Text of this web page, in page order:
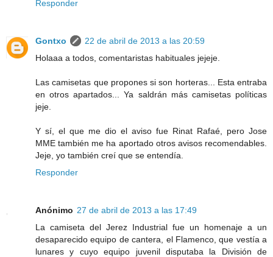
Responder
Gontxo
22 de abril de 2013 a las 20:59
Holaaa a todos, comentaristas habituales jejeje.
Las camisetas que propones si son horteras... Esta entraba
en otros apartados... Ya saldrán más camisetas políticas
jeje.
Y sí, el que me dio el aviso fue Rinat Rafaé, pero Jose
MME también me ha aportado otros avisos recomendables.
Jeje, yo también creí que se entendía.
Responder
Anónimo 27 de abril de 2013 a las 17:49
La camiseta del Jerez Industrial fue un homenaje a un
desaparecido equipo de cantera, el Flamenco, que vestía a
lunares y cuyo equipo juvenil disputaba la División de